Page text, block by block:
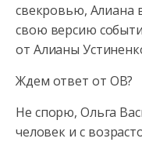
свекровью, Алиана
свою версию
от Алианы
Ждем ответ от ОВ?
Не спорю, Ольга
человек и с